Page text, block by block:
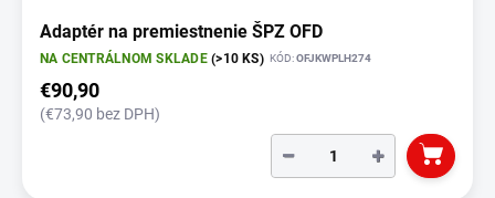
Adaptér na premiestnenie ŠPZ OFD
NA CENTRÁLNOM SKLADE(>10 KS) KÓD:OFJKWPLH274
€90,90
(€73,90 bez DPH)
+
−